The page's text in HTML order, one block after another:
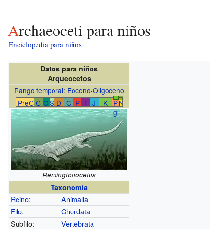
Archaeoceti para niños
Enciclopedia para niños
Datos para niños
Arqueocetos
Rango temporal: Eoceno-Oligoceno
PreЄ Є OS D C P T J K P
g
N
Remingtonocetus
Taxonomía
Reino:
Animalia
Filo:
Chordata
Subfilo:
Vertebrata